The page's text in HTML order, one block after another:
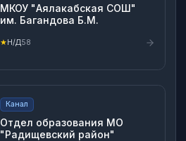
МКОУ "Аялакабская СОШ"
им. Багандова Б.М.
★ Н/Д58
Канал
Отдел образования МО
"Радищевский район"